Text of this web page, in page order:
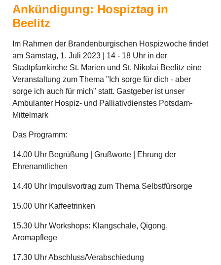
Ankündigung: Hospiztag in
Beelitz
Im Rahmen der Brandenburgischen Hospizwoche findet
am Samstag, 1. Juli 2023 | 14 - 18 Uhr in der
Stadtpfarrkirche St. Marien und St. Nikolai Beelitz eine
Veranstaltung zum Thema "Ich sorge für dich - aber
sorge ich auch für mich" statt. Gastgeber ist unser
Ambulanter Hospiz- und Palliativdienstes Potsdam-
Mittelmark
Das Programm:
14.00 Uhr Begrüßung | Grußworte | Ehrung der
Ehrenamtlichen
14.40 Uhr Impulsvortrag zum Thema Selbstfürsorge
15.00 Uhr Kaffeetrinken
15.30 Uhr Workshops: Klangschale, Qigong,
Aromapflege
17.30 Uhr Abschluss/Verabschiedung